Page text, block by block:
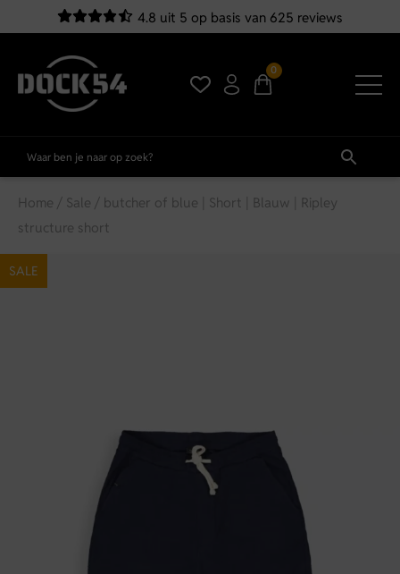
4.8 uit 5 op basis van 625 reviews
0
Home / Sale / butcher of blue | Short | Blauw | Ripley
structure short
SALE